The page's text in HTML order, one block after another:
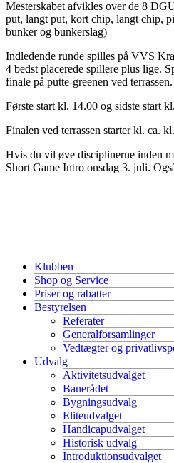
Mesterskabet afvikles over de 8
put, langt put, kort chip, langt chip,
bunker og bunkerslag)
Indledende runde spilles på VVS
4 bedst placerede spillere plus lige.
finale på putte-greenen ved terrassen.
Første start kl. 14.00 og sidste start
Finalen ved terrassen starter kl. ca.
Hvis du vil øve disciplinerne inden
Short Game Intro onsdag 3. juli.
Klubben
Shop og Service
Priser og rabatter
Bestyrelsen
Referater
Generalforsamlinger
Vedtægter og
Udvalg
Aktivitetsudvalget
Banerådet
Bygningsudvalg
Eliteudvalget
Handicapudvalget
Historisk udvalg
Introduktionsudvalget